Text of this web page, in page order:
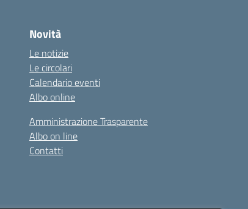
Novità
Le notizie
Le circolari
Calendario eventi
Albo online
Amministrazione Trasparente
Albo on line
Contatti